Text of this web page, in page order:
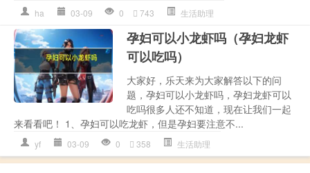
ha 03-09 0 743 生活助理
孕妇可以小龙虾吗（孕妇龙虾
可以吃吗）
大家好，乐天来为大家解答以下的问
题，孕妇可以小龙虾吗，孕妇龙虾可以
吃吗很多人还不知道，现在让我们一起
来看看吧！ 1、孕妇可以吃龙虾，但是孕妇要注意不...
yf 03-09 0 358 生活助理